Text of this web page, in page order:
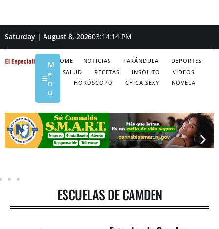
Saturday | August 8, 202603:14:14 PM
HOME NOTICIAS FARÁNDULA
DEPORTES
SALUD
RECETAS INSÓLITO
VIDEOS
HORÓSCOPO
CHICA SEXY NOVELA
M
e
n
u
ESCUELAS DE CAMDEN